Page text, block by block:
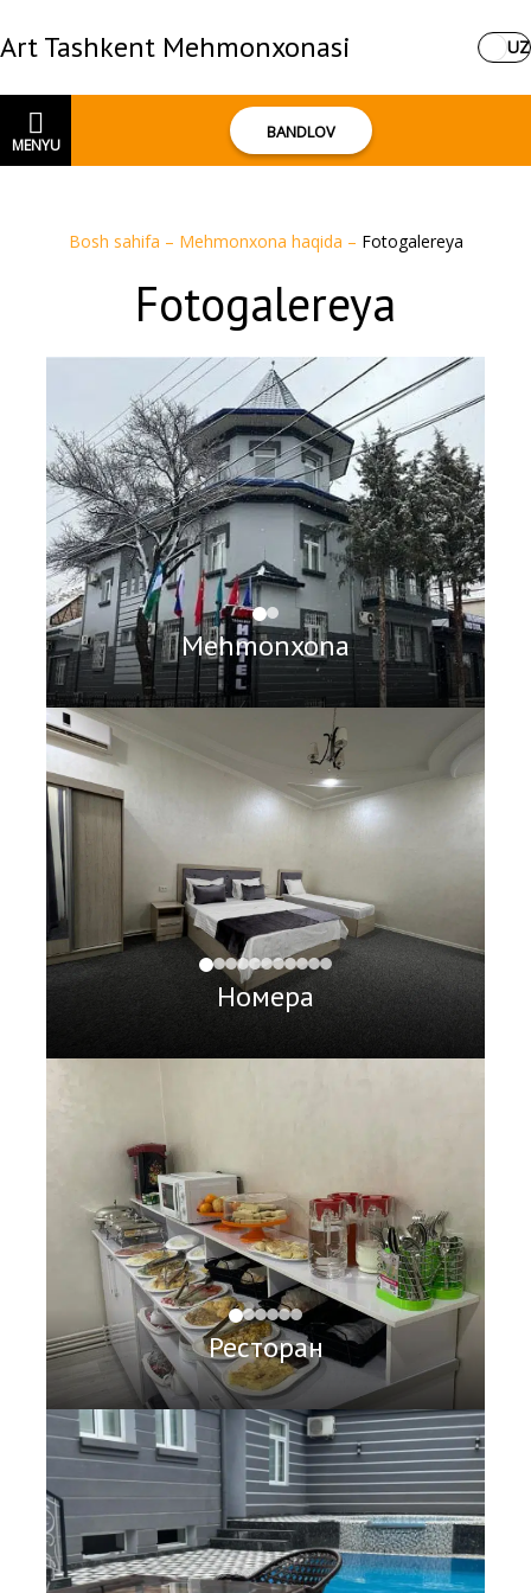
Art Tashkent Mehmonxonasi UZ
MENYU
BANDLOV
Bosh sahifa – Mehmonxona haqida – Fotogalereya
Fotogalereya
Mehmonxona
Номера
Ресторан